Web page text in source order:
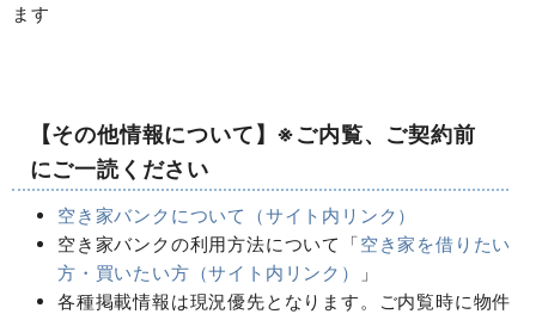
ます
【その他情報について】※ご内覧、ご契約前
にご一読ください
空き家バンクについて（サイト内リンク）
空き家バンクの利用方法について「空き家を借りたい
方・買いたい方（サイト内リンク）
」
各種掲載情報は現況優先となります。ご内覧時に物件